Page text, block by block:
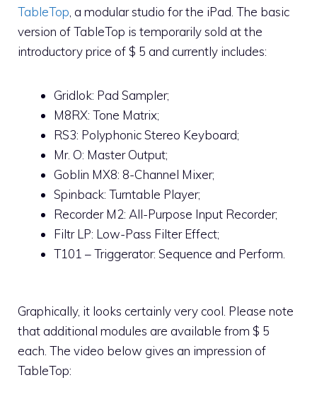
TableTop , a modular studio for the iPad. The basic
version of TableTop is temporarily sold at the
introductory price of $ 5 and currently includes:
Gridlok: Pad Sampler;
M8RX: Tone Matrix;
RS3: Polyphonic Stereo Keyboard;
Mr. O: Master Output;
Goblin MX8: 8-Channel Mixer;
Spinback: Turntable Player;
Recorder M2: All-Purpose Input Recorder;
Filtr LP: Low-Pass Filter Effect;
T101 – Triggerator: Sequence and Perform.
Graphically, it looks certainly very cool. Please note
that additional modules are available from $ 5
each. The video below gives an impression of
TableTop: